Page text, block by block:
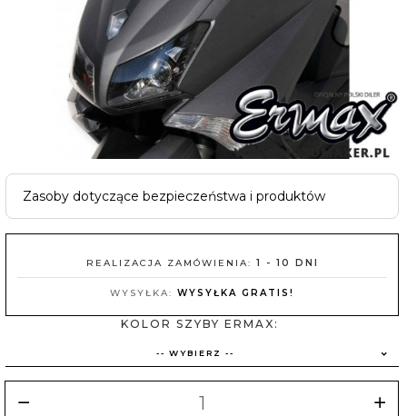
Zasoby dotyczące bezpieczeństwa i produktów
REALIZACJA ZAMÓWIENIA: 1 - 10 DNI
WYSYŁKA: WYSYŁKA GRATIS!
KOLOR SZYBY ERMAX:
-- WYBIERZ --